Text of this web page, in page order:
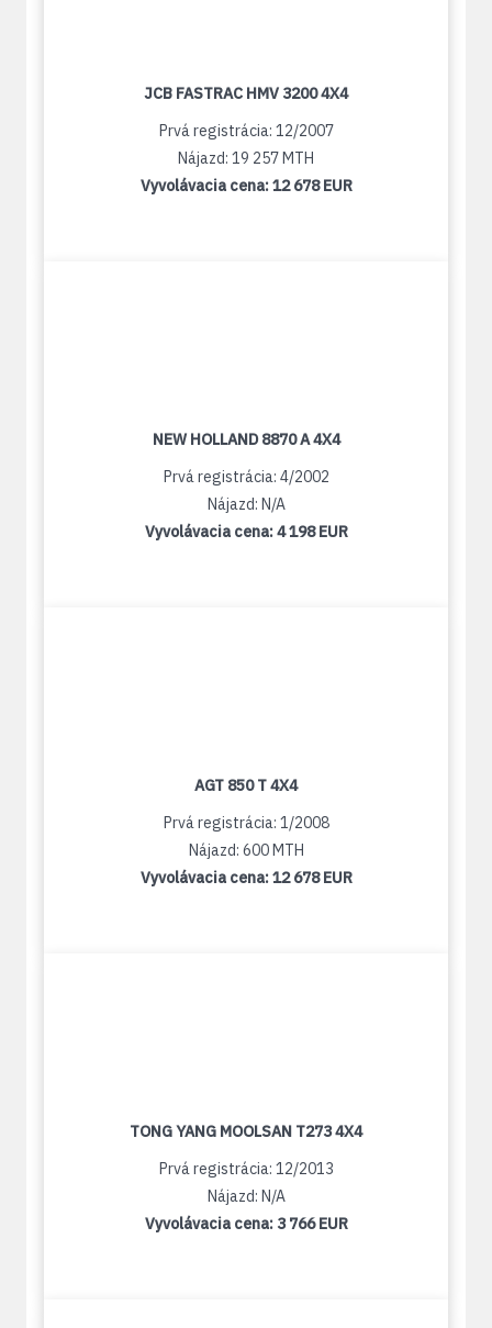
JCB FASTRAC HMV 3200 4X4
Prvá registrácia: 12/2007
Nájazd: 19 257 MTH
Vyvolávacia cena:12 678 EUR
NEW HOLLAND 8870 A 4X4
Prvá registrácia: 4/2002
Nájazd: N/A
Vyvolávacia cena:4 198 EUR
AGT 850 T 4X4
Prvá registrácia: 1/2008
Nájazd: 600 MTH
Vyvolávacia cena:12 678 EUR
TONG YANG MOOLSAN T273 4X4
Prvá registrácia: 12/2013
Nájazd: N/A
Vyvolávacia cena: 3 766 EUR